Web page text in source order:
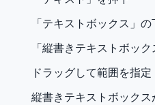
「テキストボックス」
「縦書きテキストボッ
ドラッグして範囲を指定
縦書きテキストボック